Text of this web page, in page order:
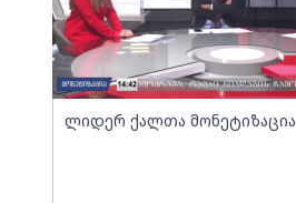
ლიდერ ქალთა მონეტიზაცია